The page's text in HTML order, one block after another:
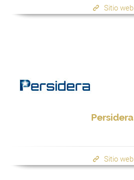
Sitio web
Persidera
Sitio web